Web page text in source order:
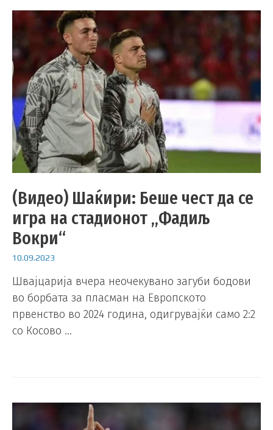
(Видео) Шаќири: Беше чест да се
игра на стадионот „Фадиљ
Вокри“
10.09.2023
Швајцарија вчера неочекувано загуби бодови
во борбата за пласман на Европското
првенство во 2024 година, одигрувајќи само 2:2
со Косово …